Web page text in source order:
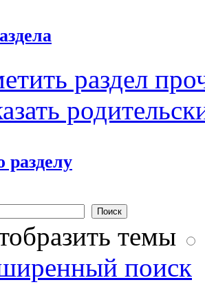
раздел
разделу
темы
поиск